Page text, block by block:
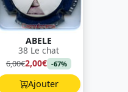
ABELE
38 Le chat
6,00€2,00€ -67%
Ajouter